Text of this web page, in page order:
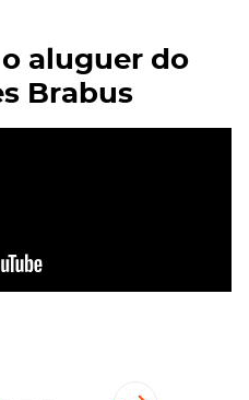
aluguer do
Brabus